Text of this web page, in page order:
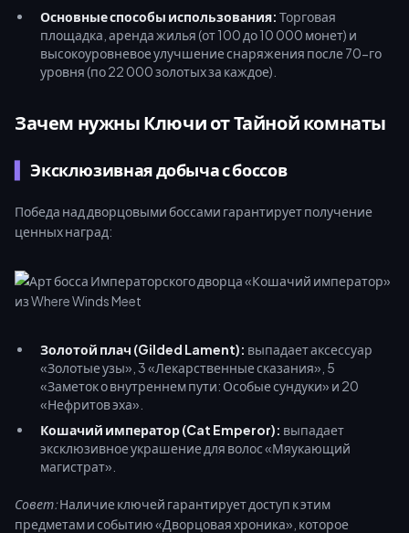
Основные способы использования: Торговая
площадка, аренда жилья (от 100 до 10 000 монет) и
высокоуровневое улучшение снаряжения после 70-го
уровня (по 22 000 золотых за каждое).
Зачем нужны Ключи от Тайной комнаты
Эксклюзивная добыча с боссов
Победа над дворцовыми боссами гарантирует получение
ценных наград:
Золотой плач (Gilded Lament): выпадает аксессуар
«Золотые узы», 3 «Лекарственные сказания», 5
«Заметок о внутреннем пути: Особые сундуки» и 20
«Нефритов эха».
Кошачий император (Cat Emperor): выпадает
эксклюзивное украшение для волос «Мяукающий
магистрат».
Совет:Наличие ключей гарантирует доступ к этим
предметам и событию «Дворцовая хроника», которое